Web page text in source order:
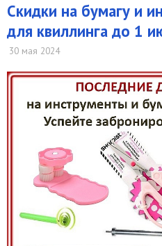
Скидки на бумагу и
для квиллинга до 1
30 мая 2024